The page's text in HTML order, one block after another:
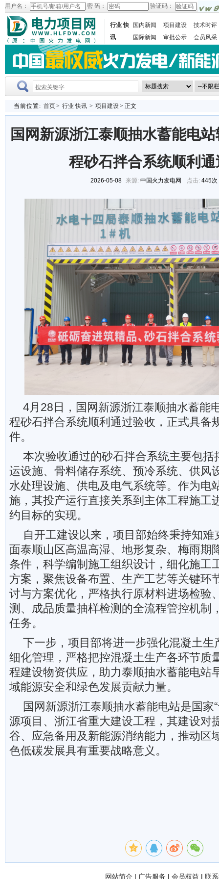
用户名： 密 码： 验证码：
行业 快
讯
国内新闻 项目建设
技术时评
国际新闻
审批公示 会员风采
当前位置: 首页> 行业 快讯 > 项目建设> 正文
国网新源浙江泰顺抽水蓄能电
程砂石拌合系统顺利
2026-05-08 来源: 中国火力发电网 点击: 445次
4月28日，国网新源浙江泰顺抽水蓄能
程砂石拌合系统顺利通过验收，正式具备
件。
本次验收通过的砂石拌合系统主要包括
运设施、骨料储存系统、预冷系统、供风
水处理设施、供电及电气系统等。作为电
施，其投产运行直接关系到主体工程施工
约目标的实现。
自开工建设以来，项目部始终秉持知
面泰顺山区高温高湿、地形复杂、梅雨期
条件，科学编制施工组织设计，细化施工
方案，聚焦设备布置、生产工艺等关键环
讨与方案优化，严格执行原材料进场检验
测、成品质量抽样检测的全流程管控机制
任务。
下一步，项目部将进一步强化混凝土生
细化管理，严格把控混凝土生产各环节质
程建设物资供应，助力泰顺抽水蓄能电站
域能源安全和绿色发展贡献力量。
国网新源浙江泰顺抽水蓄能电站是国家
源项目、浙江省重大建设工程，其建设对
谷、应急备用及新能源消纳能力，推动区
色低碳发展具有重要战略意义。
网站简介 | 广告服务 | 会员权益 | 联